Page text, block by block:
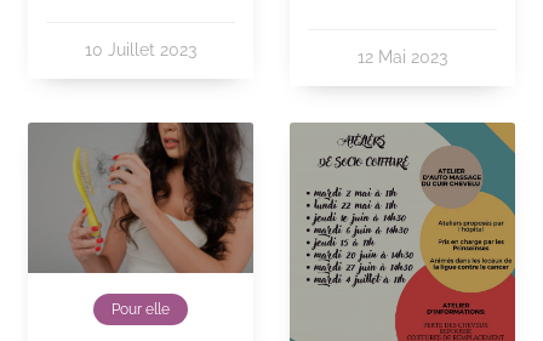
10 Juillet 2023 12 Mai 2023
Pour elle